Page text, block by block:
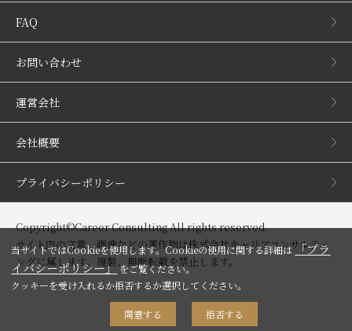
FAQ
お問い合わせ
運営会社
会社概要
プライバシーポリシー
Copyright©Career Consulting All rights reserved.
サイト内の文章、画像などの著作物は株式会社キャリアコンサルティ
ングに属します。複製、無断転載を禁止します。
当サイトではCookieを使用します。Cookieの使用に関する詳細は「プラ
イバシーポリシー」をご覧ください。
クッキーを受け入れるか拒否するか選択してください。
同意する 拒否する